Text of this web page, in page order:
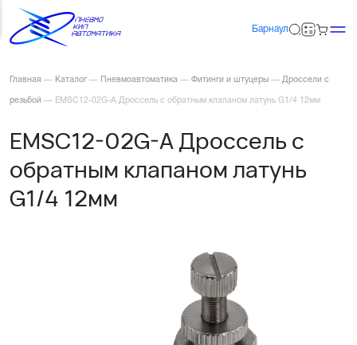
Барнаул
Главная — Каталог — Пневмоавтоматика — Фитинги и штуцеры — Дроссели с
резьбой — EMSC12-02G-A Дроссель с обратным клапаном латунь G1/4 12мм
EMSC12-02G-A Дроссель с
обратным клапаном латунь
G1/4 12мм